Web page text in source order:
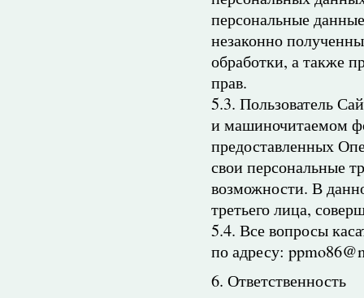
персональные
незаконно
обработки, а также
прав.
5.3. Пользователь
и машиночитаемом
предоставленных
свои персональные
возможности. В
третьего лица,
5.4. Все вопросы
по адресу:
6. Ответственность